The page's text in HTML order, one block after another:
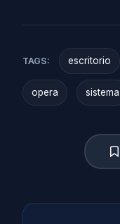
TAGS: escritorio
opera sistema